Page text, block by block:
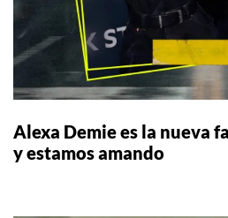
Alexa Demie es la nueva
y estamos amando